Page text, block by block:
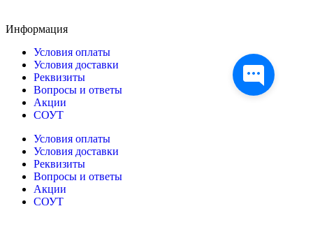
Информация
Условия оплаты
Условия доставки
Реквизиты
Вопросы и ответы
Акции
СОУТ
Условия оплаты
Условия доставки
Реквизиты
Вопросы и ответы
Акции
СОУТ